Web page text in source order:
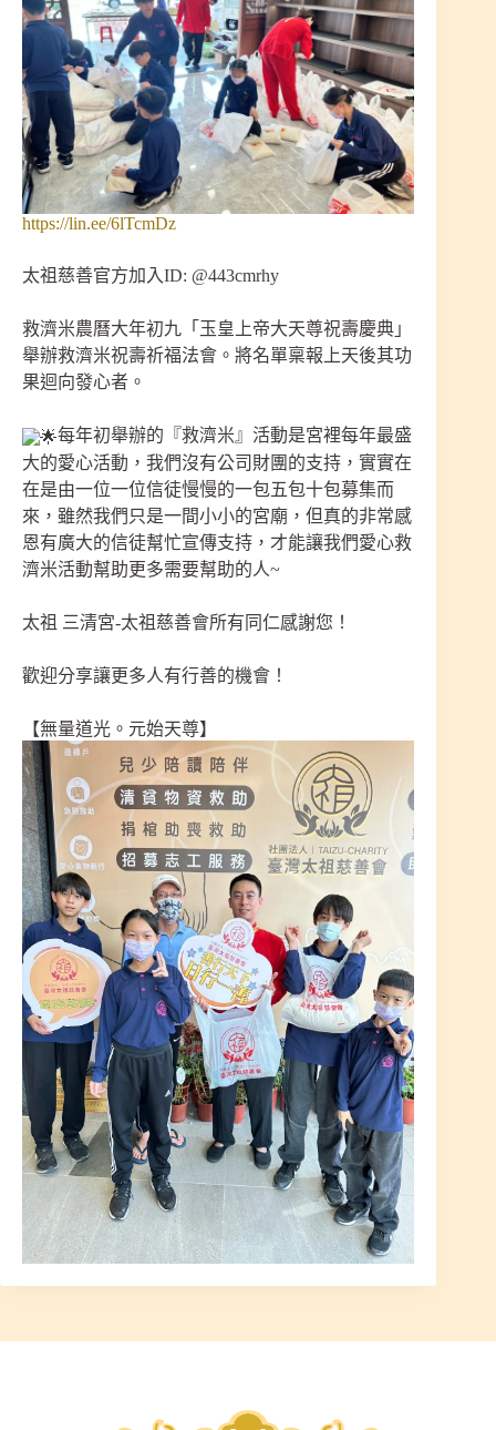
https://lin.ee/6lTcmDz
太祖慈善官方加入ID: @443cmrhy
救濟米農曆大年初九「玉皇上帝大天尊祝壽慶典」
舉辦救濟米祝壽祈福法會。將名單稟報上天後其功
果迴向發心者。
每年初舉辦的『救濟米』活動是宮裡每年最盛
大的愛心活動，我們沒有公司財團的支持，實實在
在是由一位一位信徒慢慢的一包五包十包募集而
來，雖然我們只是一間小小的宮廟，但真的非常感
恩有廣大的信徒幫忙宣傳支持，才能讓我們愛心救
濟米活動幫助更多需要幫助的人~
太祖 三清宮-太祖慈善會所有同仁感謝您！
歡迎分享讓更多人有行善的機會！
【無量道光。元始天尊】